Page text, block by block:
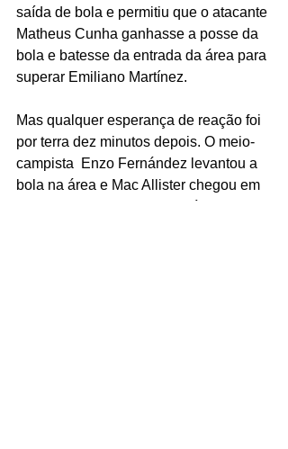
saída de bola e permitiu que o atacante
Matheus Cunha ganhasse a posse da
bola e batesse da entrada da área para
superar Emiliano Martínez.
Mas qualquer esperança de reação foi
por terra dez minutos depois. O meio-
campista  Enzo Fernández levantou a
bola na área e Mac Allister chegou em